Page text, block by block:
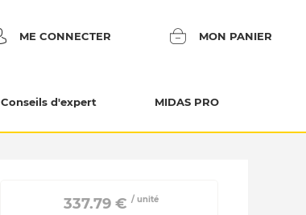
ME CONNECTER MON PANIER
Conseils d'expert MIDAS PRO
337.79 € / unité